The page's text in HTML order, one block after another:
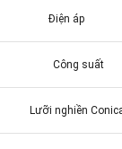
Điện áp
Công suất
Lưỡi nghiền